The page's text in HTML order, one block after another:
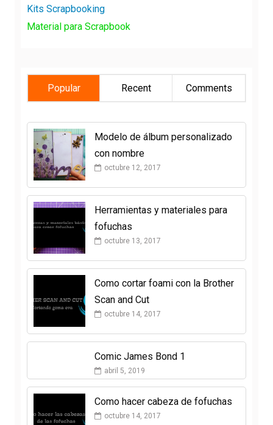
Kits Scrapbooking
Material para Scrapbook
Popular Recent Comments
Modelo de álbum personalizado
con nombre
octubre 12, 2017
Herramientas y materiales para
fofuchas
octubre 13, 2017
Como cortar foami con la Brother
Scan and Cut
octubre 14, 2017
Comic James Bond 1
abril 5, 2019
Como hacer cabeza de fofuchas
octubre 14, 2017